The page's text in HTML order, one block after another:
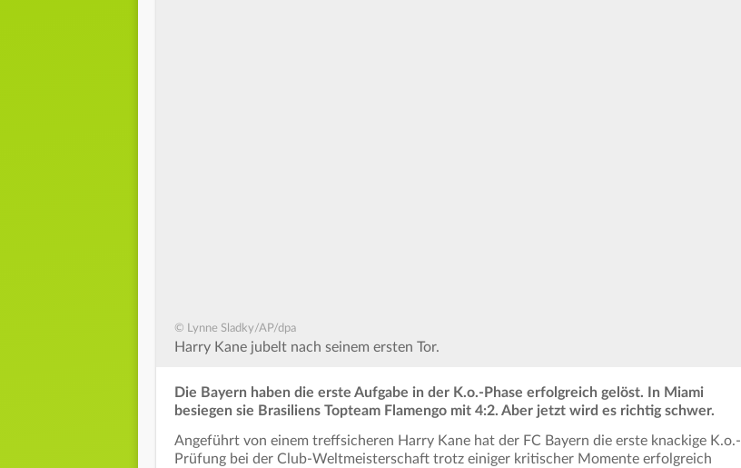
© Lynne Sladky/AP/dpa
Harry Kane jubelt nach seinem ersten Tor.
Die Bayern haben die erste Aufgabe in der K.o.-Phase erfolgreich gelöst. In Miami
besiegen sie Brasiliens Topteam Flamengo mit 4:2. Aber jetzt wird es richtig schwer.
Angeführt von einem treffsicheren Harry Kane hat der FC Bayern die erste knackige K.o.-
Prüfung bei der Club-Weltmeisterschaft trotz einiger kritischer Momente erfolgreich